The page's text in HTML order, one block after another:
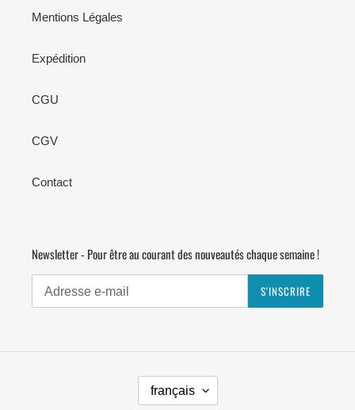
Mentions Légales
Expédition
CGU
CGV
Contact
Newsletter - Pour être au courant des nouveautés chaque semaine !
S'INSCRIRE
L
A français